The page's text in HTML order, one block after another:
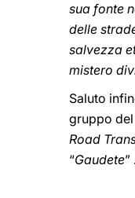
sua fonte
delle
salvezza
mistero
Saluto
gruppo del
Road
“Gaudete”